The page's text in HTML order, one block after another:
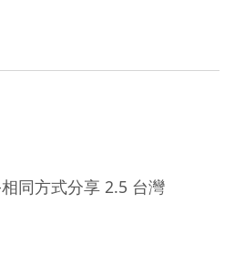
同方式分享 2.5 台灣